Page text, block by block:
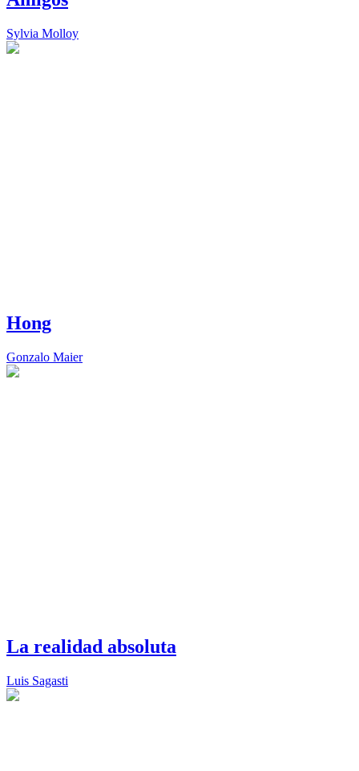
Sylvia Molloy
Hong
Gonzalo Maier
La realidad absoluta
Luis Sagasti